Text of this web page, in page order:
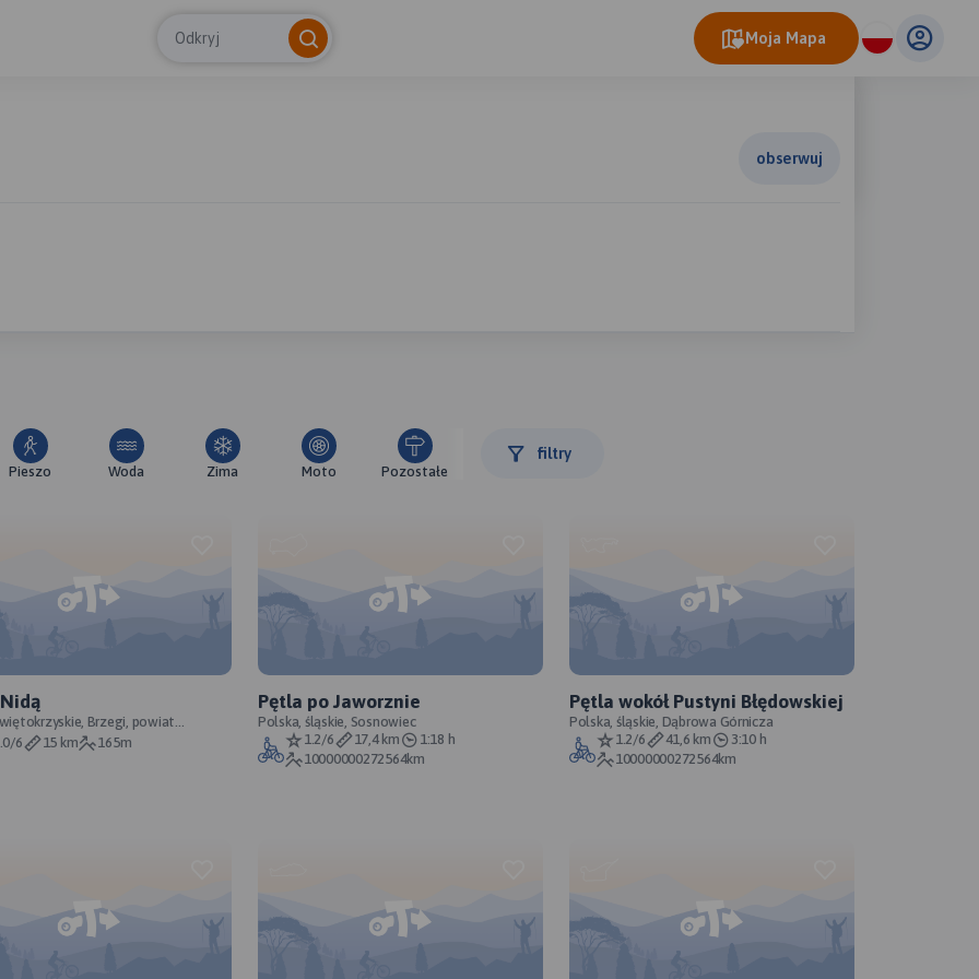
Odkryj Moja Mapa
obserwuj
Pieszo Woda Zima Moto Pozostałe
filtry
Nidą
Brzegi, powiat
6 15 km 165m
Pętla po Jaworznie
Polska, śląskie, Sosnowiec
1.2/6
17,4 km
1:18 h
10000000272564km
Pętla wokół Pustyni Błędowskiej
Polska, śląskie, Dąbrowa Górnicza
1.2/6
41,6 km
3:10 h
10000000272564km